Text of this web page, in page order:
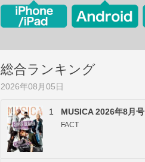
総合ランキング
2026年08月05日
1 MUSICA 2026年8月号
FACT